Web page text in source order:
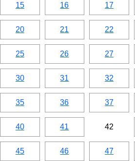
15 16 17
20 21 22
25 26 27
30 31 32
35 36 37
40 41 42
45 46 47